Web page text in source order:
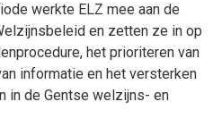
werkte ELZ mee aan de
en zetten ze in op
het prioriteren van
informatie en het versterken
in de Gentse welzijns- en